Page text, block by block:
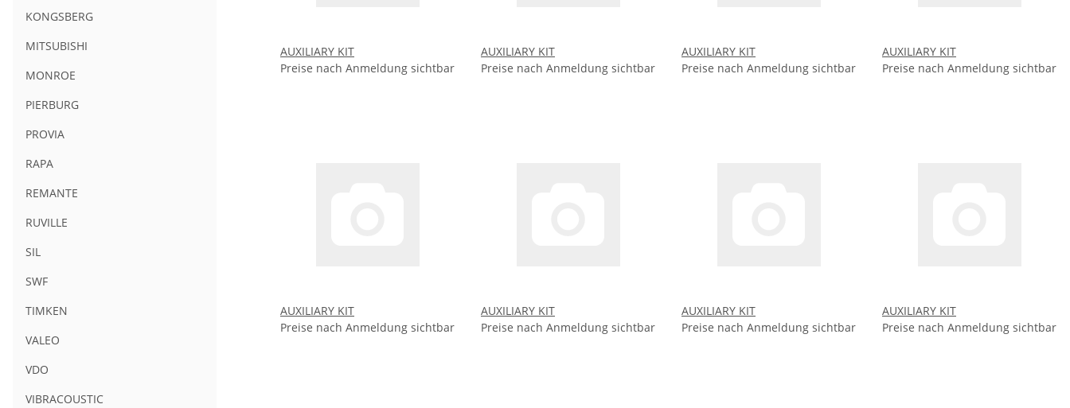
AUXILIARY KIT
Preise nach Anmeldung sichtbar
AUXILIARY KIT
Preise nach Anmeldung sichtbar
AUXILIARY KIT
Preise nach Anmeldung sichtbar
AUXILIARY KIT
Preise nach Anmeldung sichtbar
AUXILIARY KIT
Preise nach Anmeldung sichtbar
AUXILIARY KIT
Preise nach Anmeldung sichtbar
AUXILIARY KIT
Preise nach Anmeldung sichtbar
AUXILIARY KIT
Preise nach Anmeldung sichtbar
KONGSBERG
MITSUBISHI
MONROE
PIERBURG
PROVIA
RAPA
REMANTE
RUVILLE
SIL
SWF
TIMKEN
VALEO
VDO
VIBRACOUSTIC